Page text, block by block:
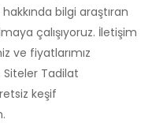
bilgi araştıran
çalışıyoruz. İletişim
ve fiyatlarımız
Siteler Tadilat
keşif